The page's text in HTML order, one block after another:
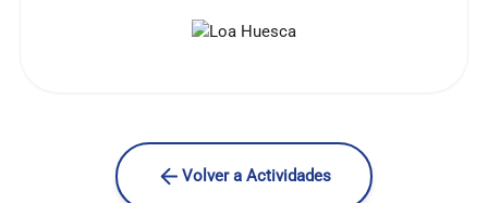
Volver a Actividades